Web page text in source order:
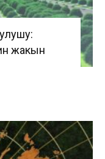
жакын